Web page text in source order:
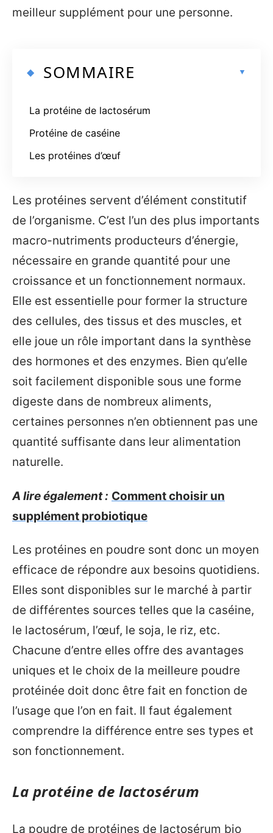
meilleur supplément pour une personne.
SOMMAIRE
La protéine de lactosérum
Protéine de caséine
Les protéines d’œuf
Les protéines servent d’élément constitutif
de l’organisme. C’est l’un des plus importants
macro-nutriments producteurs d’énergie,
nécessaire en grande quantité pour une
croissance et un fonctionnement normaux.
Elle est essentielle pour former la structure
des cellules, des tissus et des muscles, et
elle joue un rôle important dans la synthèse
des hormones et des enzymes. Bien qu’elle
soit facilement disponible sous une forme
digeste dans de nombreux aliments,
certaines personnes n’en obtiennent pas une
quantité suffisante dans leur alimentation
naturelle.
A lire également : Comment choisir un
supplément probiotique
Les protéines en poudre sont donc un moyen
efficace de répondre aux besoins quotidiens.
Elles sont disponibles sur le marché à partir
de différentes sources telles que la caséine,
le lactosérum, l’œuf, le soja, le riz, etc.
Chacune d’entre elles offre des avantages
uniques et le choix de la meilleure poudre
protéinée doit donc être fait en fonction de
l’usage que l’on en fait. Il faut également
comprendre la différence entre ses types et
son fonctionnement.
La protéine de lactosérum
La poudre de protéines de lactosérum bio